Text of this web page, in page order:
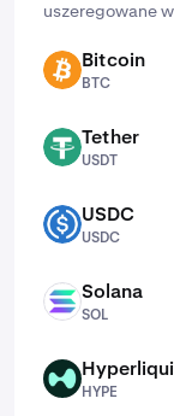
uszeregowane
BTC Bitcoin
BTC
USDT Tether
USDT
USDC USDC
USDC
SOL Solana
SOL
HYPE
HYPE